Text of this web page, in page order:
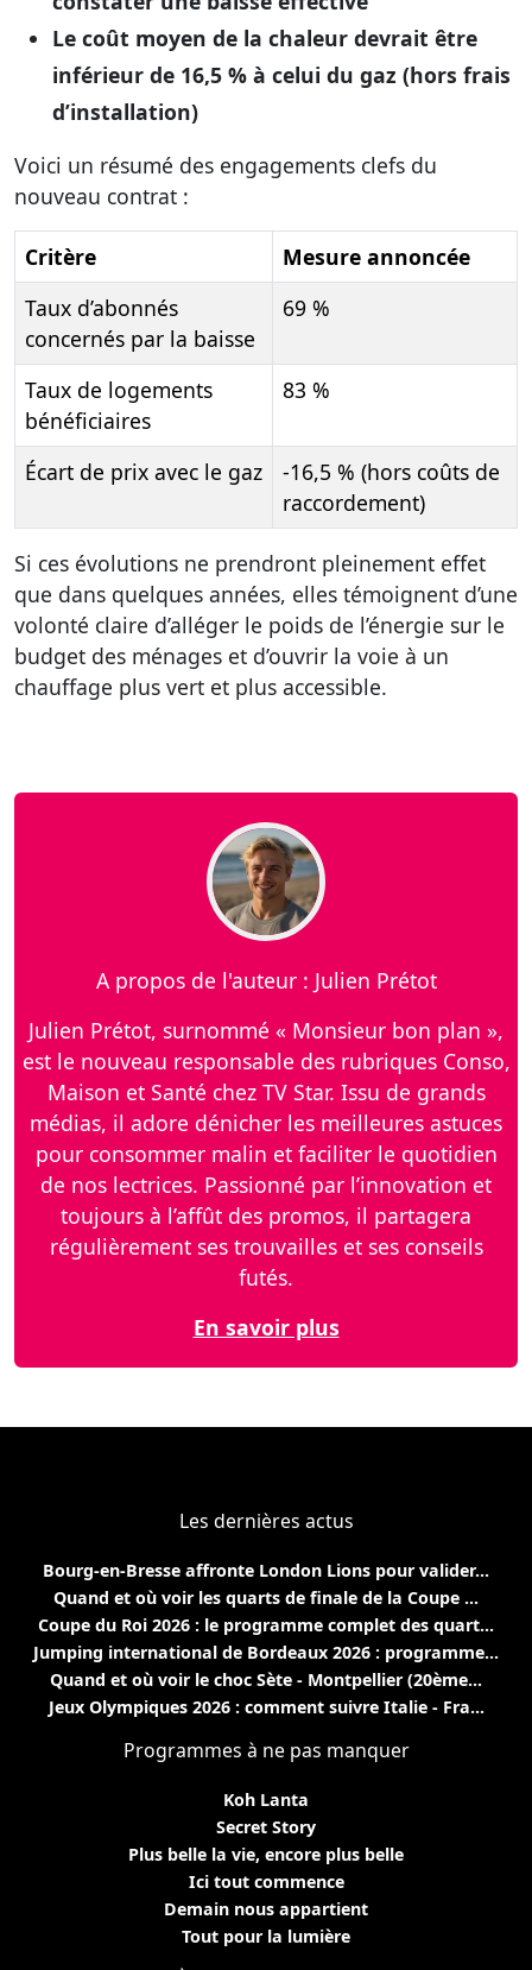
Le coût moyen de la chaleur devrait être
inférieur de 16,5 % à celui du gaz (hors frais
d’installation)
Voici un résumé des engagements clefs du
nouveau contrat :
Critère
Mesure annoncée
Taux d’abonnés
concernés par la baisse
69 %
Taux de logements
bénéficiaires
83 %
Écart de prix avec le gaz
-16,5 % (hors coûts de
raccordement)
Si ces évolutions ne prendront pleinement effet
que dans quelques années, elles témoignent d’une
volonté claire d’alléger le poids de l’énergie sur le
budget des ménages et d’ouvrir la voie à un
chauffage plus vert et plus accessible.
A propos de l'auteur : Julien Prétot
Julien Prétot, surnommé « Monsieur bon plan »,
est le nouveau responsable des rubriques Conso,
Maison et Santé chez TV Star. Issu de grands
médias, il adore dénicher les meilleures astuces
pour consommer malin et faciliter le quotidien
de nos lectrices. Passionné par l’innovation et
toujours à l’affût des promos, il partagera
régulièrement ses trouvailles et ses conseils
futés.
En savoir plus
Les dernières actus
Bourg-en-Bresse affronte London Lions pour valider...
Quand et où voir les quarts de finale de la Coupe ...
Coupe du Roi 2026 : le programme complet des quart...
Jumping international de Bordeaux 2026 : programme...
Quand et où voir le choc Sète - Montpellier (20ème...
Jeux Olympiques 2026 : comment suivre Italie - Fra...
Programmes à ne pas manquer
Koh Lanta
Secret Story
Plus belle la vie, encore plus belle
Ici tout commence
Demain nous appartient
Tout pour la lumière